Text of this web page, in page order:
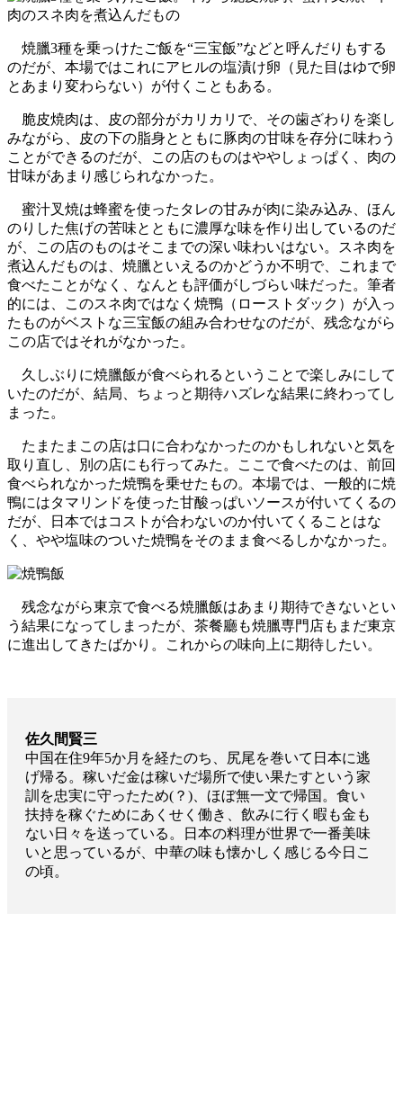
焼臘3種を乗っけたご飯を“三宝飯”などと呼んだりもする
のだが、本場ではこれにアヒルの塩漬け卵（見た目はゆで卵
とあまり変わらない）が付くこともある。
脆皮焼肉は、皮の部分がカリカリで、その歯ざわりを楽し
みながら、皮の下の脂身とともに豚肉の甘味を存分に味わう
ことができるのだが、この店のものはややしょっぱく、肉の
甘味があまり感じられなかった。
蜜汁叉焼は蜂蜜を使ったタレの甘みが肉に染み込み、ほん
のりした焦げの苦味とともに濃厚な味を作り出しているのだ
が、この店のものはそこまでの深い味わいはない。スネ肉を
煮込んだものは、焼臘といえるのかどうか不明で、これまで
食べたことがなく、なんとも評価がしづらい味だった。筆者
的には、このスネ肉ではなく焼鴨（ローストダック）が入っ
たものがベストな三宝飯の組み合わせなのだが、残念ながら
この店ではそれがなかった。
久しぶりに焼臘飯が食べられるということで楽しみにして
いたのだが、結局、ちょっと期待ハズレな結果に終わってし
まった。
たまたまこの店は口に合わなかったのかもしれないと気を
取り直し、別の店にも行ってみた。ここで食べたのは、前回
食べられなかった焼鴨を乗せたもの。本場では、一般的に焼
鴨にはタマリンドを使った甘酸っぱいソースが付いてくるの
だが、日本ではコストが合わないのか付いてくることはな
く、やや塩味のついた焼鴨をそのまま食べるしかなかった。
残念ながら東京で食べる焼臘飯はあまり期待できないとい
う結果になってしまったが、茶餐廳も焼臘専門店もまだ東京
に進出してきたばかり。これからの味向上に期待したい。
佐久間賢三
中国在住9年5か月を経たのち、尻尾を巻いて日本に逃
げ帰る。稼いだ金は稼いだ場所で使い果たすという家
訓を忠実に守ったため(？)、ほぼ無一文で帰国。食い
扶持を稼ぐためにあくせく働き、飲みに行く暇も金も
ない日々を送っている。日本の料理が世界で一番美味
いと思っているが、中華の味も懐かしく感じる今日こ
の頃。